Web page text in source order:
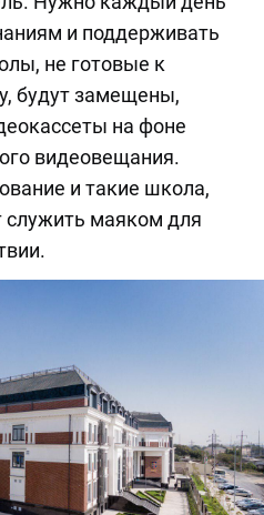
и поддерживать
не готовые к
будут замещены,
на фоне
видеовещания.
и такие школа,
служить маяком для